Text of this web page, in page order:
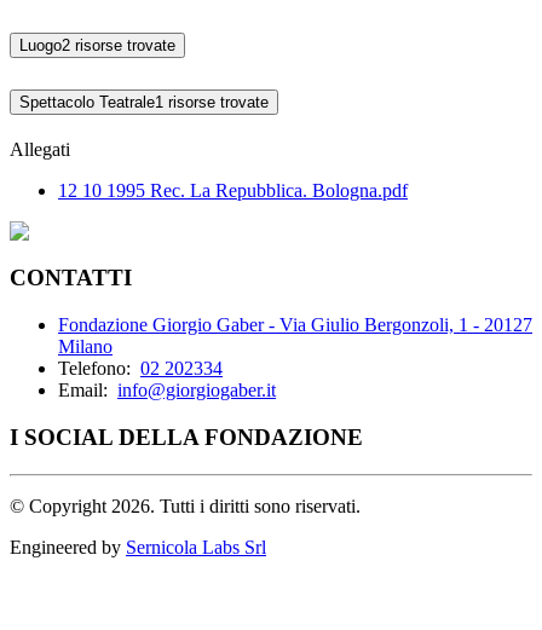
Luogo2 risorse trovate
Spettacolo Teatrale1 risorse trovate
Allegati
12 10 1995 Rec. La Repubblica. Bologna.pdf
CONTATTI
Fondazione Giorgio Gaber - Via Giulio Bergonzoli, 1 - 20127
Milano
Telefono: 02 202334
Email: info@giorgiogaber.it
I SOCIAL DELLA FONDAZIONE
© Copyright 2026. Tutti i diritti sono riservati.
Engineered by Sernicola Labs Srl